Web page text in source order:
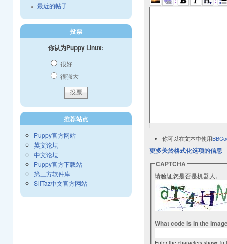
你可以在文本中使用
更多关於格式化选项的信息
CAPTCHA
请验证您是否是机器人。
What code is in the
最近的帖子
投票
你认为Puppy Linux:
很好
很强大
推荐站点
Puppy官方网站
英文论坛
中文论坛
Puppy官方下载站
第三方软件库
SliTaz中文官方网站